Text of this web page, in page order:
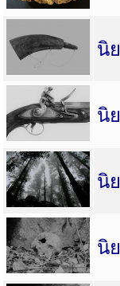
นิ
นิ
นิ
นิ